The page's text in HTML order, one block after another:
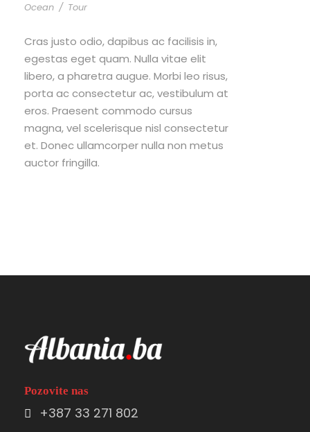
Ocean / Tour
Cras justo odio, dapibus ac facilisis in,
egestas eget quam. Nulla vitae elit
libero, a pharetra augue. Morbi leo risus,
porta ac consectetur ac, vestibulum at
eros. Praesent commodo cursus
magna, vel scelerisque nisl consectetur
et. Donec ullamcorper nulla non metus
auctor fringilla.
Pozovite nas
+387 33 271 802